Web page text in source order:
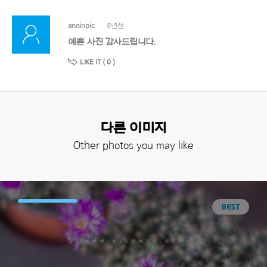
anoinpic 8년전
예쁜 사진 감사드립니다.
LIKE IT ( 0 )
다른 이미지
Other photos you may like